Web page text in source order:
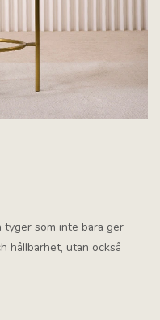
tyger som inte bara ger
hållbarhet, utan också